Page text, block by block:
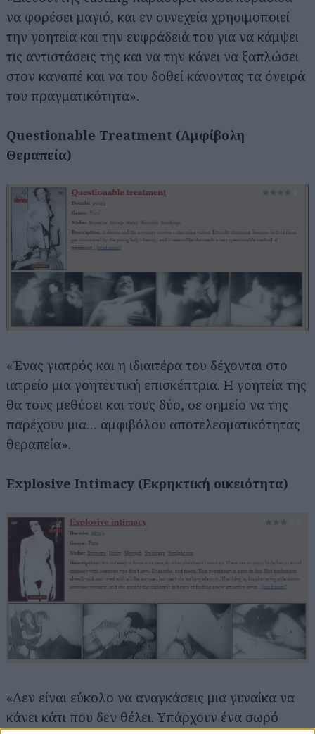
να φορέσει μαγιό, και εν συνεχεία χρησιμοποιεί
την γοητεία και την ευφράδειά του για να κάμψει
τις αντιστάσεις της και να την κάνει να ξαπλώσει
στον καναπέ και να του δοθεί κάνοντας τα όνειρά
του πραγματικότητα».
Questionable Treatment (Αμφίβολη
Θεραπεία)
«Ένας γιατρός και η ιδιαιτέρα του δέχονται στο
ιατρείο μια γοητευτική επισκέπτρια. Η γοητεία της
θα τους μεθύσει και τους δύο, σε σημείο να της
παρέχουν μια… αμφιβόλου αποτελεσματικότητας
θεραπεία».
Explosive Intimacy (Εκρηκτική οικειότητα)
«Δεν είναι εύκολο να αναγκάσεις μια γυναίκα να
κάνει κάτι που δεν θέλει. Υπάρχουν ένα σωρό
Αναζήτηση
για...